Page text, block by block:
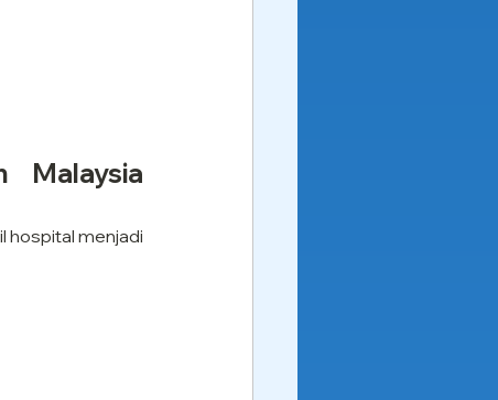
Malaysia
hospital menjadi